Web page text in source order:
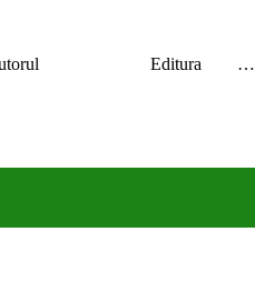
Cartea Autorul Editura …